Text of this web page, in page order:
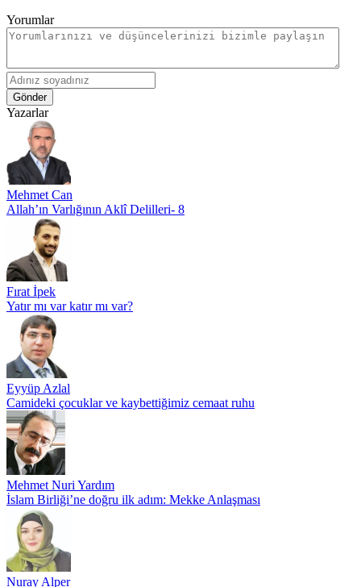
Yorumlar
Gönder
Yazarlar
Mehmet Can
Allah’ın Varlığının Aklî Delilleri- 8
Fırat İpek
Yatır mı var katır mı var?
Eyyüp Azlal
Camideki çocuklar ve kaybettiğimiz cemaat ruhu
Mehmet Nuri Yardım
İslam Birliği’ne doğru ilk adım: Mekke Anlaşması
Nuray Alper